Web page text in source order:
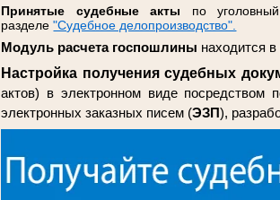
Принятые судебные акты по
разделе"Судебное делопроизводство".
Модуль расчета госпошлины находится
Настройка получения судебных
актов) в электронном виде посредством
электронных заказных писем (ЭЗП),